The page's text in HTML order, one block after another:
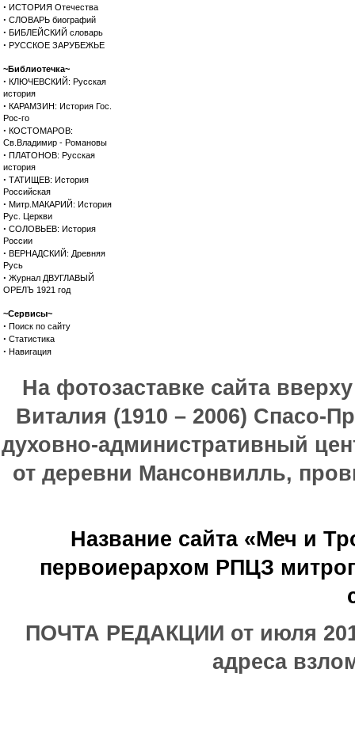
· ИСТОРИЯ Отечества
· СЛОВАРЬ биографий
· БИБЛЕЙСКИЙ словарь
· РУССКОЕ ЗАРУБЕЖЬЕ
~Библиотечка~
· КЛЮЧЕВСКИЙ: Русская
история
· КАРАМЗИН: История Гос.
Рос-го
· КОСТОМАРОВ:
Св.Владимир - Романовы
· ПЛАТОНОВ: Русская
история
· ТАТИЩЕВ: История
Российская
· Митр.МАКАРИЙ: История
Рус. Церкви
· СОЛОВЬЕВ: История
России
· ВЕРНАДСКИЙ: Древняя
Русь
· Журнал ДВУГЛАВЫЙ
ОРЕЛЪ 1921 год
~Сервисы~
· Поиск по сайту
· Статистика
· Навигация
На фотозаставке сайта
Виталия (1910 – 2006) Спасо-
духовно-административный
от деревни Мансонвилль,
Название сайта «Меч и
первоиерархом РПЦЗ
ПОЧТА РЕДАКЦИИ от июля
адреса